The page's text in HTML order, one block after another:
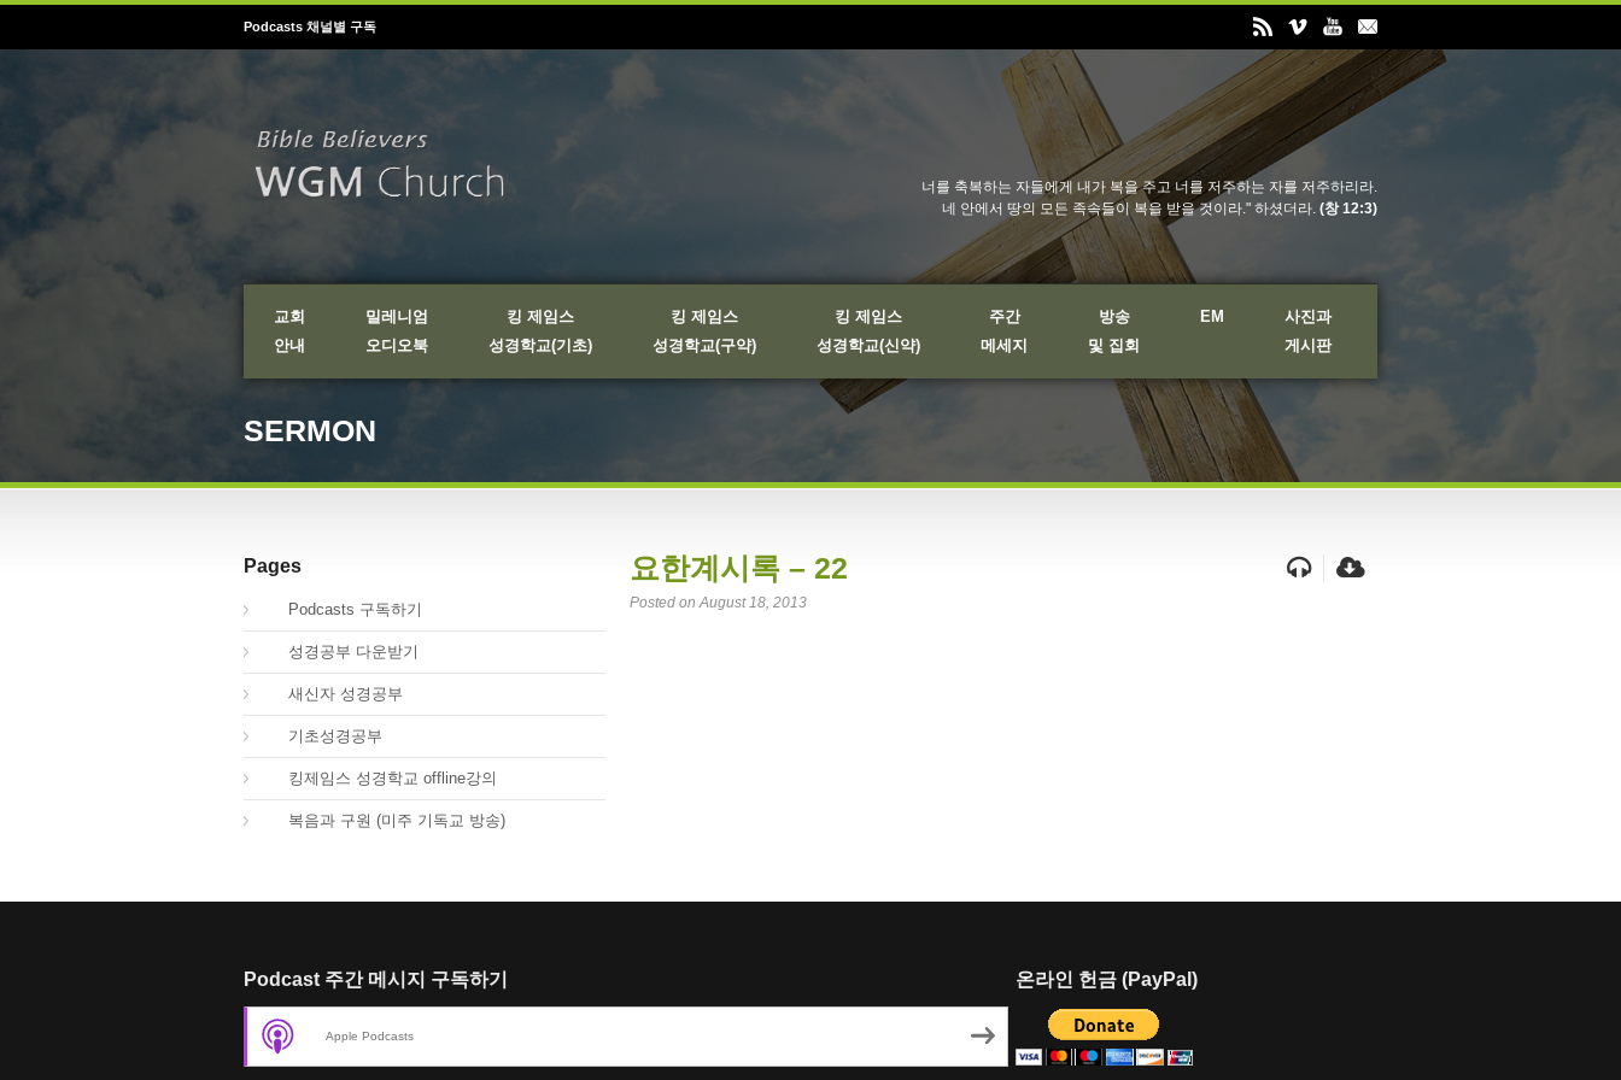
Podcasts 채널별 구독
너를 축복하는 자들에게 내가 복을 주고 너를 저주하는 자를 저주하리라.
네 안에서 땅의 모든 족속들이 복을 받을 것이라." 하셨더라. (창 12:3)
교회
안내
밀레니엄
오디오북
킹 제임스
성경학교(기초)
킹 제임스
성경학교(구약)
킹 제임스
성경학교(신약)
주간
메세지
방송
및 집회
EM
사진과
게시판
SERMON
요한계시록 – 22
Posted on August 18, 2013
Pages
Podcasts 구독하기
성경공부 다운받기
새신자 성경공부
기초성경공부
킹제임스 성경학교 offline강의
복음과 구원 (미주 기독교 방송)
Podcast 주간 메시지 구독하기
Apple Podcasts
온라인 헌금 (PayPal)